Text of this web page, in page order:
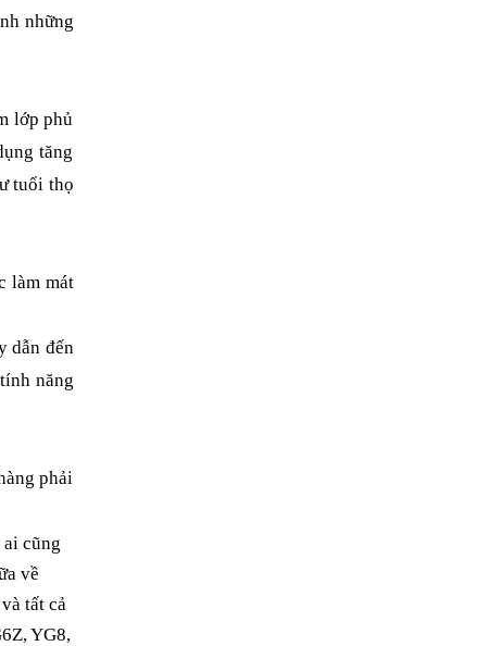
những
lớp phủ
tăng
tuổi thọ
làm mát
dẫn đến
năng
phải
cũng
về
tất cả
YG8,